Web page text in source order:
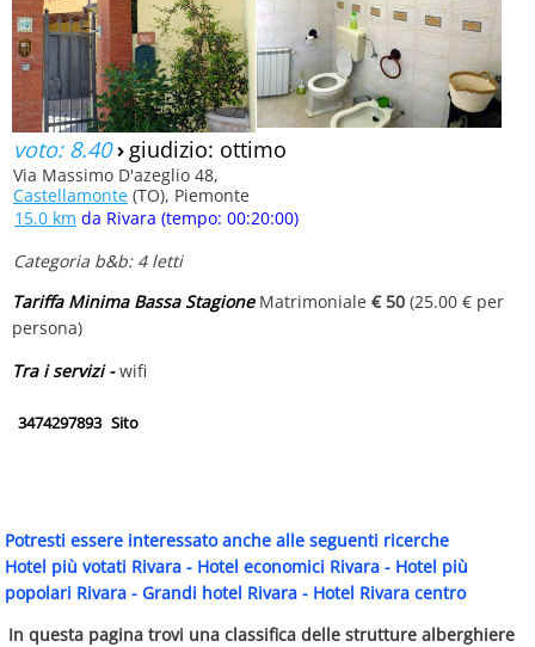
voto: 8.40› giudizio: ottimo
Via Massimo D'azeglio 48,
Castellamonte (TO), Piemonte
15.0 km da Rivara (tempo: 00:20:00)
Categoria b&b: 4 letti
Tariffa Minima Bassa StagioneMatrimoniale € 50 (25.00 € per
persona)
Tra i servizi -wifi
3474297893 Sito
Potresti essere interessato anche alle seguenti ricerche
Hotel più votati Rivara - Hotel economici Rivara - Hotel più
popolari Rivara - Grandi hotel Rivara - Hotel Rivara centro
In questa pagina trovi una classifica delle strutture alberghiere